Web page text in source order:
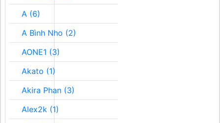
A (6)
A Bình Nho (2)
AONE1 (3)
Akato (1)
Akira Phan (3)
Alex2k (1)